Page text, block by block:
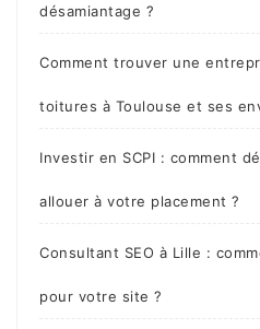
désamiantage ?
Comment trouver une
toitures à Toulouse et ses
Investir en SCPI : comment
allouer à votre placement ?
Consultant SEO à Lille :
pour votre site ?